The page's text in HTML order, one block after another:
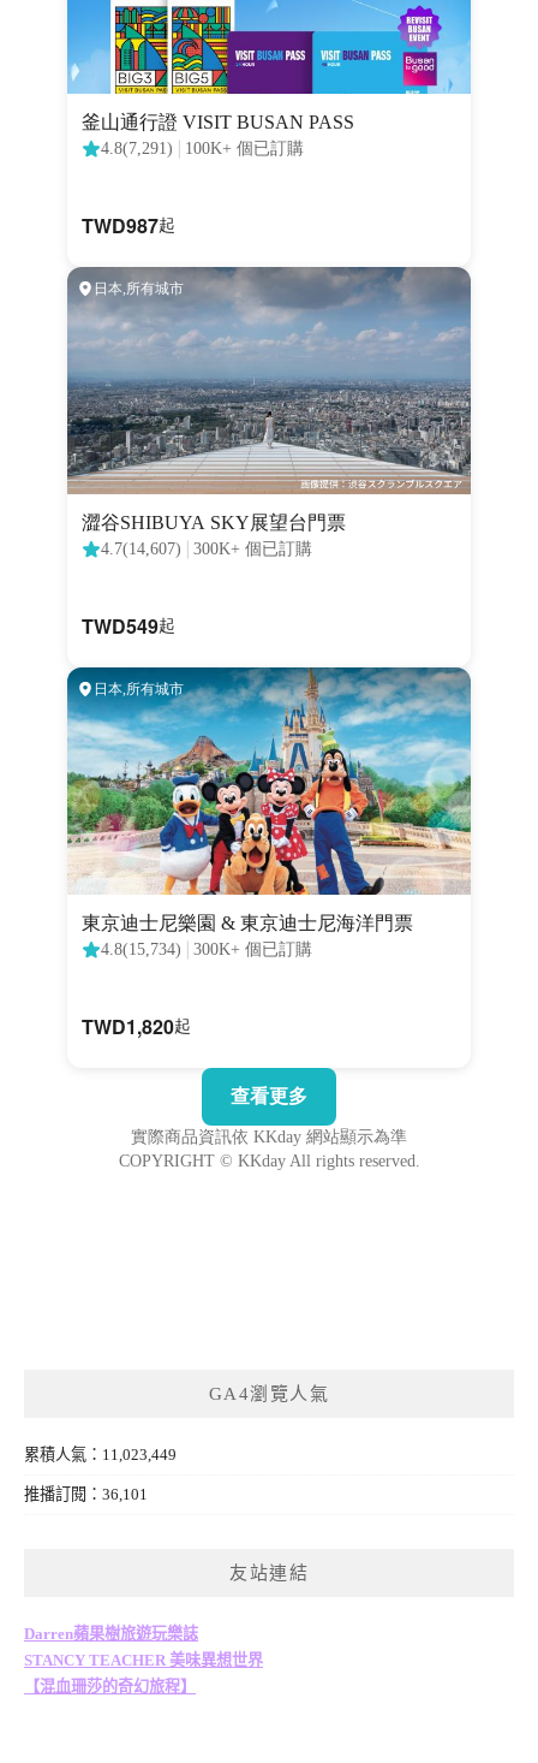
GA4瀏覽人氣
累積人氣：11,023,449
推播訂閱：36,101
友站連結
Darren蘋果樹旅遊玩樂誌
STANCY TEACHER 美味異想世界
【混血珊莎的奇幻旅程】